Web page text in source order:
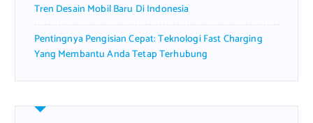
Tren Desain Mobil Baru Di Indonesia
Pentingnya Pengisian Cepat: Teknologi Fast Charging
Yang Membantu Anda Tetap Terhubung